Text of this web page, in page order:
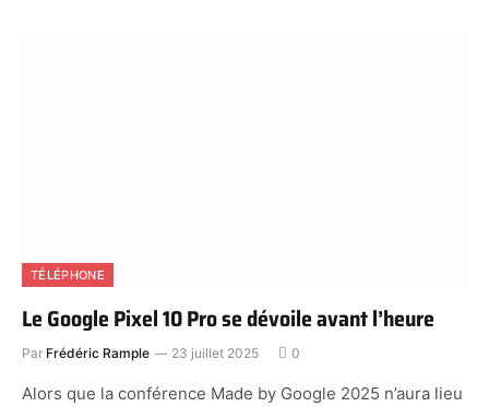
TÉLÉPHONE
Le Google Pixel 10 Pro se dévoile avant l’heure
Par Frédéric Rample 23 juillet 2025 0
Alors que la conférence Made by Google 2025 n’aura lieu